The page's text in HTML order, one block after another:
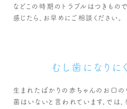
などこの時期のトラブルはつきもの
感じたら、お早めにご相談ください。
むし歯になりに
生まれたばかりの赤ちゃんのお口
菌はいないと言われています。では